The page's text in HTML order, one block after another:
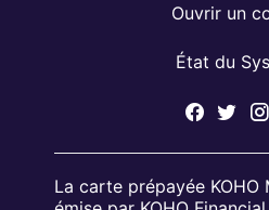
Ouvrir un
État du
La carte prépayée